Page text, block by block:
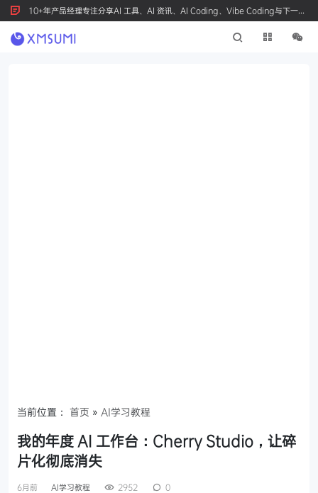
10+年产品经理专注分享AI 工具、AI 资讯、AI Coding、Vibe Coding与下一代
产品创新，按 Ctrl+D 收藏我们
当前位置： 首页 » AI学习教程
我的年度 AI 工作台：Cherry Studio，让碎
片化彻底消失
6月前 AI学习教程 2952 0